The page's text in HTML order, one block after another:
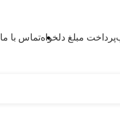
پرداخت مبلغ دلخواهتماس با ما